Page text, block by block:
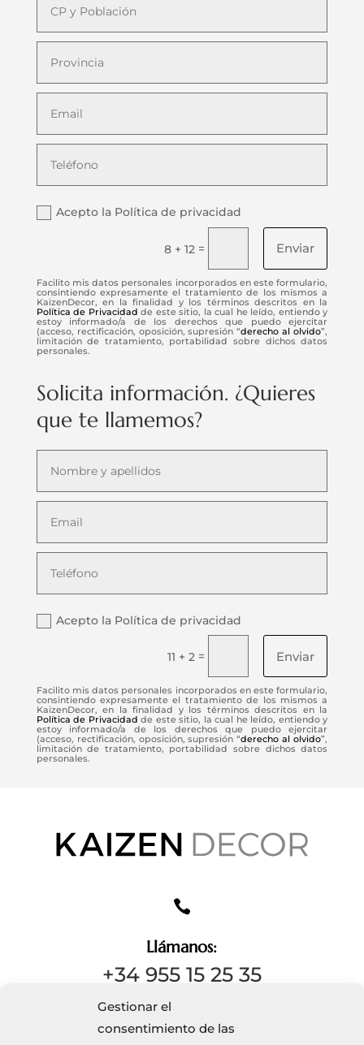
Gestionar el
consentimiento de las
Acepto la Política de privacidad
8 + 12 = Enviar
Facilito mis datos personales incorporados en este formulario,
consintiendo expresamente el tratamiento de los mismos a
KaizenDecor, en la finalidad y los términos descritos en la
Política de Privacidad de este sitio, la cual he leído, entiendo y
estoy informado/a de los derechos que puedo ejercitar
(acceso, rectificación, oposición, supresión “derecho al olvido”,
limitación de tratamiento, portabilidad sobre dichos datos
personales.
Solicita información. ¿Quieres
que te llamemos?
Acepto la Política de privacidad
11 + 2 = Enviar
Facilito mis datos personales incorporados en este formulario,
consintiendo expresamente el tratamiento de los mismos a
KaizenDecor, en la finalidad y los términos descritos en la
Política de Privacidad de este sitio, la cual he leído, entiendo y
estoy informado/a de los derechos que puedo ejercitar
(acceso, rectificación, oposición, supresión “derecho al olvido”,
limitación de tratamiento, portabilidad sobre dichos datos
personales.

Llámanos:
+34 955 15 25 35
